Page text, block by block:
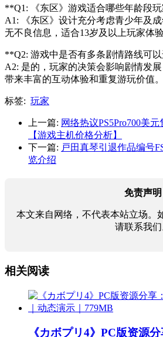
**Q1: 《东区》游戏适合哪些年龄段
A1: 《东区》设计充分考虑青少年及
无不良信息，适合13岁及以上玩家体验
**Q2: 游戏中是否有多条剧情路线可
A2: 是的，玩家的决策会影响剧情发
带来丰富的互动体验和重复游玩价值。
标签: 玩家
上一篇: 网络热议PS5Pro700美
【游戏主机价格分析】
下一篇: 戸田真琴引退作品编号
览介绍
免责声明
本文来自网络，不代表本站立场。
请联系我们
相关阅读
《カボプリ4》PC版资源